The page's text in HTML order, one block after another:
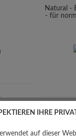
Natural -
- für
IHRE
auf dieser